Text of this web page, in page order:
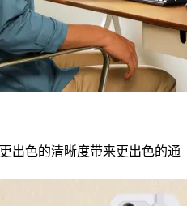
出色的清晰度带来更出色的通